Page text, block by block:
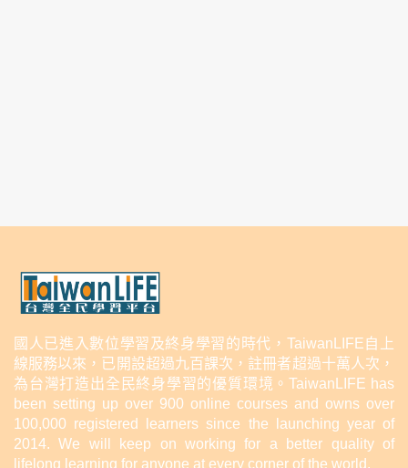
國人已進入數位學習及終身學習的時代，TaiwanLIFE自上
線服務以來，已開設超過九百課次，註冊者超過十萬人次，
為台灣打造出全民終身學習的優質環境。TaiwanLIFE has
been setting up over 900 online courses and owns over
100,000 registered learners since the launching year of
2014. We will keep on working for a better quality of
lifelong learning for anyone at every corner of the world.